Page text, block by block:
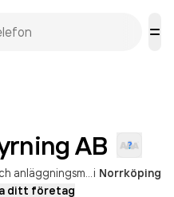
AB
i Norrköping
ditt företag